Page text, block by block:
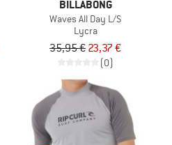
BILLABONG
Waves All Day L/S
Lycra
35,95 € 23,37 €
(0)